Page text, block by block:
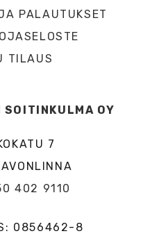
PALAUTUKSET
TILAUS
SOITINKULMA OY
7
402 9110
0856462-8